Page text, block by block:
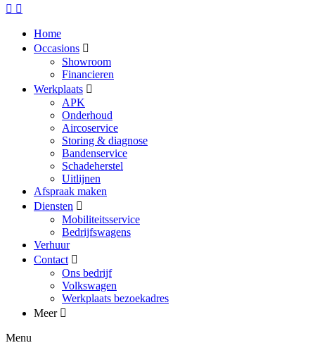
Home
Occasions
Showroom
Financieren
Werkplaats
APK
Onderhoud
Aircoservice
Storing & diagnose
Bandenservice
Schadeherstel
Uitlijnen
Afspraak maken
Diensten
Mobiliteitsservice
Bedrijfswagens
Verhuur
Contact
Ons bedrijf
Volkswagen
Werkplaats bezoekadres
Meer
Menu